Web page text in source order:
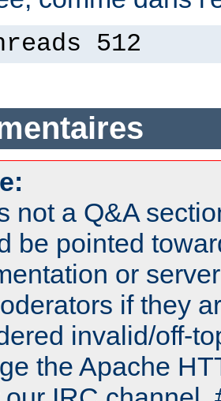
512
not a Q&A
be pointed
or
if they
invalid/off-
the Apache